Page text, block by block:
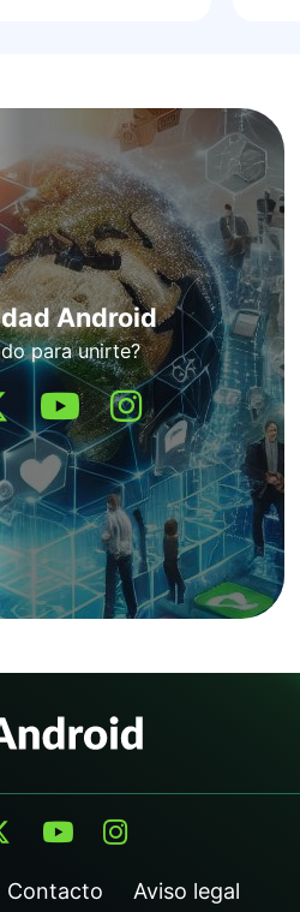
Android
para unirte?
Contacto Aviso legal